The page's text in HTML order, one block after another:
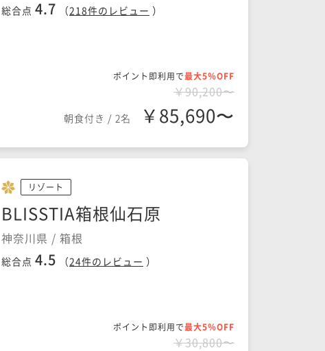
総合点 4.7 （218件のレビュー ）
ポイント即利用で最大5％OFF
￥90,200〜
朝食付き / 2名 ￥85,690〜
リゾート
BLISSTIA箱根仙石原
神奈川県 / 箱根
総合点 4.5 （24件のレビュー ）
ポイント即利用で最大5％OFF
￥30,800〜